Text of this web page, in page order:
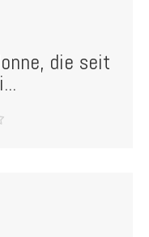
die seit